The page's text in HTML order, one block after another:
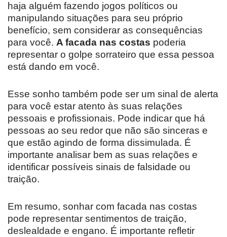
haja alguém fazendo jogos políticos ou
manipulando situações para seu próprio
benefício, sem considerar as consequências
para você. A facada nas costas poderia
representar o golpe sorrateiro que essa pessoa
está dando em você.
Esse sonho também pode ser um sinal de alerta
para você estar atento às suas relações
pessoais e profissionais. Pode indicar que há
pessoas ao seu redor que não são sinceras e
que estão agindo de forma dissimulada. É
importante analisar bem as suas relações e
identificar possíveis sinais de falsidade ou
traição.
Em resumo, sonhar com facada nas costas
pode representar sentimentos de traição,
deslealdade e engano. É importante refletir